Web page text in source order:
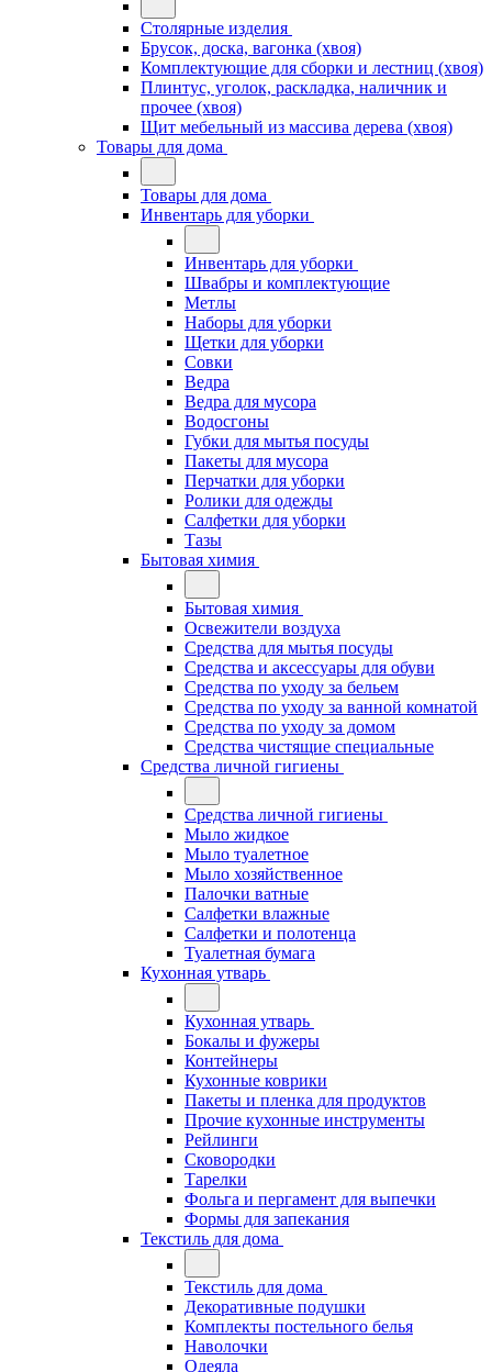
Столярные изделия
Брусок, доска, вагонка (хвоя)
Комплектующие для сборки и лестниц (хвоя)
Плинтус, уголок, раскладка, наличник и
прочее (хвоя)
Щит мебельный из массива дерева (хвоя)
Товары для дома
Товары для дома
Инвентарь для уборки
Инвентарь для уборки
Швабры и комплектующие
Метлы
Наборы для уборки
Щетки для уборки
Совки
Ведра
Ведра для мусора
Водосгоны
Губки для мытья посуды
Пакеты для мусора
Перчатки для уборки
Ролики для одежды
Салфетки для уборки
Тазы
Бытовая химия
Бытовая химия
Освежители воздуха
Средства для мытья посуды
Средства и аксессуары для обуви
Средства по уходу за бельем
Средства по уходу за ванной комнатой
Средства по уходу за домом
Средства чистящие специальные
Средства личной гигиены
Средства личной гигиены
Мыло жидкое
Мыло туалетное
Мыло хозяйственное
Палочки ватные
Салфетки влажные
Салфетки и полотенца
Туалетная бумага
Кухонная утварь
Кухонная утварь
Бокалы и фужеры
Контейнеры
Кухонные коврики
Пакеты и пленка для продуктов
Прочие кухонные инструменты
Рейлинги
Сковородки
Тарелки
Фольга и пергамент для выпечки
Формы для запекания
Текстиль для дома
Текстиль для дома
Декоративные подушки
Комплекты постельного белья
Наволочки
Одеяла